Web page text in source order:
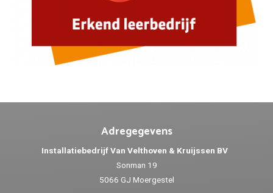
Adregegevens
Installatiebedrijf Van Velthoven & Kruijssen BV
Sonman 19
5066 GJ Moergestel